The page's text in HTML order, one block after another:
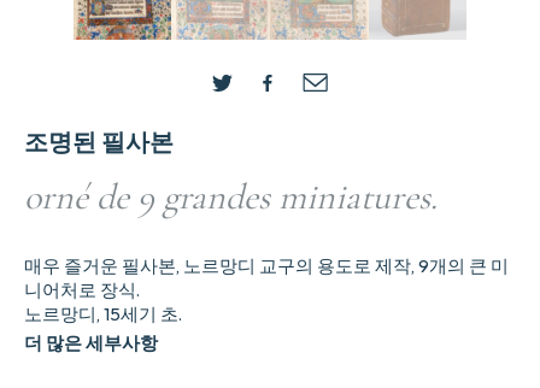
조명된 필사본
orné de 9 grandes miniatures.
매우 즐거운 필사본, 노르망디 교구의 용도로 제작, 9개의 큰 미
니어처로 장식.
노르망디, 15세기 초.
더 많은 세부사항